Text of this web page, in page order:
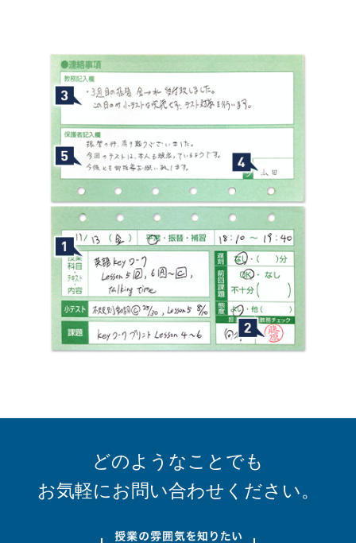
どのようなことでも
お気軽にお問い合わせください。